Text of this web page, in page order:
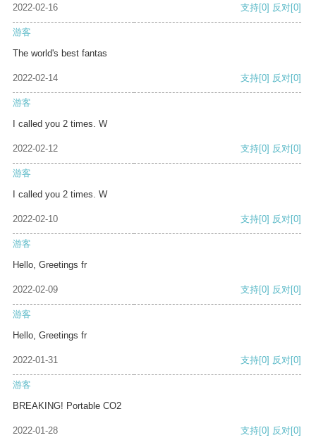
2022-02-16 支持[0] 反对[0]
游客
The world's best fantas
2022-02-14 支持[0] 反对[0]
游客
I called you 2 times. W
2022-02-12 支持[0] 反对[0]
游客
I called you 2 times. W
2022-02-10 支持[0] 反对[0]
游客
Hello, Greetings fr
2022-02-09 支持[0] 反对[0]
游客
Hello, Greetings fr
2022-01-31 支持[0] 反对[0]
游客
BREAKING! Portable CO2
2022-01-28 支持[0] 反对[0]